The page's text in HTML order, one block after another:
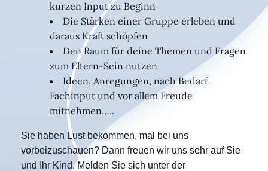
kurzen Input zu Beginn
Die Stärken einer Gruppe erleben und
daraus Kraft schöpfen
Den Raum für deine Themen und Fragen
zum Eltern-Sein nutzen
Ideen, Anregungen, nach Bedarf
Fachinput und vor allem Freude
mitnehmen…..
Sie haben Lust bekommen, mal bei uns
vorbeizuschauen? Dann freuen wir uns sehr auf Sie
und Ihr Kind. Melden Sie sich unter der